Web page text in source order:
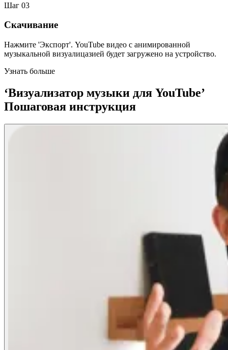
Шаг 03
Скачивание
Нажмите 'Экспорт'. YouTube видео с анимированной
музыкальной визуалицазией будет загружено на устройство.
Узнать больше
‘Визуализатор музыки для YouTube’
Пошаговая инструкция